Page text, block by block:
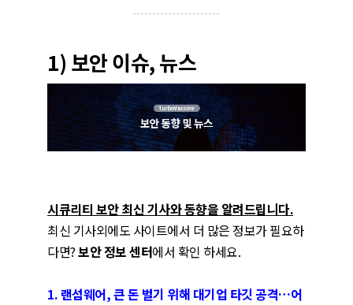
1) 보안 이슈, 뉴스
시큐리티 보안 최신 기사와 동향을 알려드립니다.
최신 기사외에도 사이트에서 더 많은 정보가 필요하
다면?보안 정보 센터에서 확인 하세요.
1. 랜섬웨어, 큰 돈 벌기 위해 대기업 타깃 공격…어